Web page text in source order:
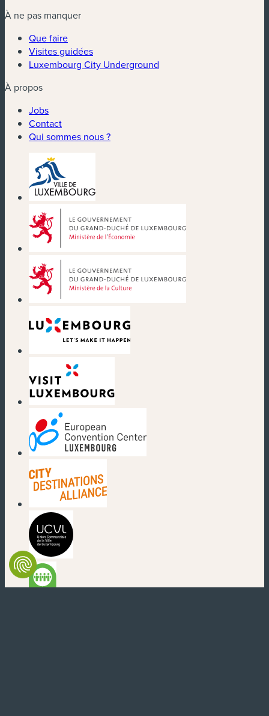
À ne pas manquer
Que faire
Visites guidées
Luxembourg City Underground
À propos
Jobs
Contact
Qui sommes nous ?